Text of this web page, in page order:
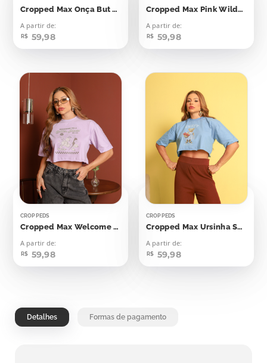
Cropped Max Onça But First Coffee
A partir de:
R$ 59,98
Cropped Max Pink Wilderness
A partir de:
R$ 59,98
CROPPEDS
Cropped Max Welcome To A Batter Place
A partir de:
R$ 59,98
CROPPEDS
Cropped Max Ursinha Sweet Summer Time
A partir de:
R$ 59,98
Detalhes Formas de pagamento